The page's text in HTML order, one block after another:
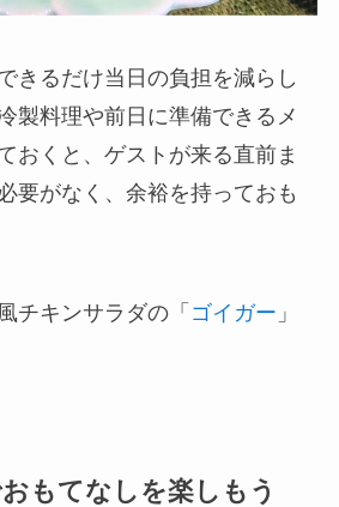
きるだけ当日の負担を減らし
製料理や前日に準備できるメ
おくと、ゲストが来る直前ま
要がなく、余裕を持っておも
チキンサラダの「 ゴイガー 」
もてなしを楽しもう